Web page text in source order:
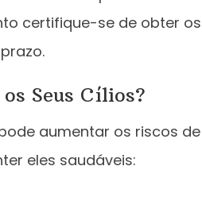
certifique-se de obter
Seus Cílios?
aumentar os riscos
eles saudáveis: